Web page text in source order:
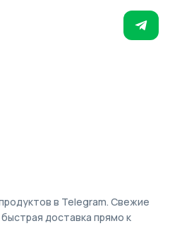
в Telegram. Свежие
доставка прямо к